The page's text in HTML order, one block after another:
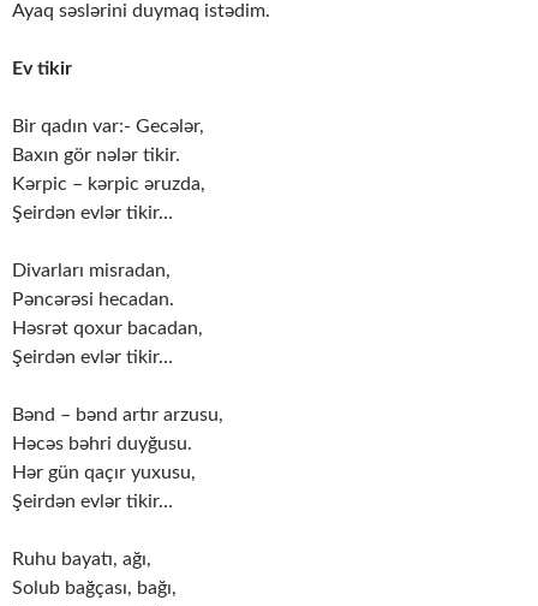
Ayaq səslərini duymaq istədim.
Ev tikir
Bir qadın var:- Gecələr,
Baxın gör nələr tikir.
Kərpic – kərpic əruzda,
Şeirdən evlər tikir…
Divarları misradan,
Pəncərəsi hecadan.
Həsrət qoxur bacadan,
Şeirdən evlər tikir…
Bənd – bənd artır arzusu,
Həcəs bəhri duyğusu.
Hər gün qaçır yuxusu,
Şeirdən evlər tikir…
Ruhu bayatı, ağı,
Solub bağçası, bağı,